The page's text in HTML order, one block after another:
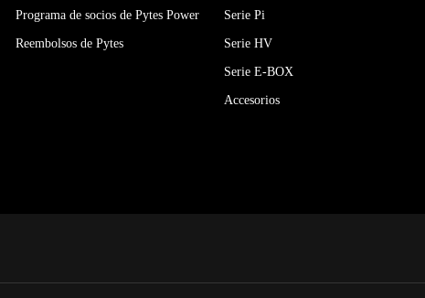
Programa de socios de Pytes Power
Reembolsos de Pytes
Serie Pi
Serie HV
Serie E-BOX
Accesorios